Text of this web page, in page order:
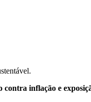
inflação e